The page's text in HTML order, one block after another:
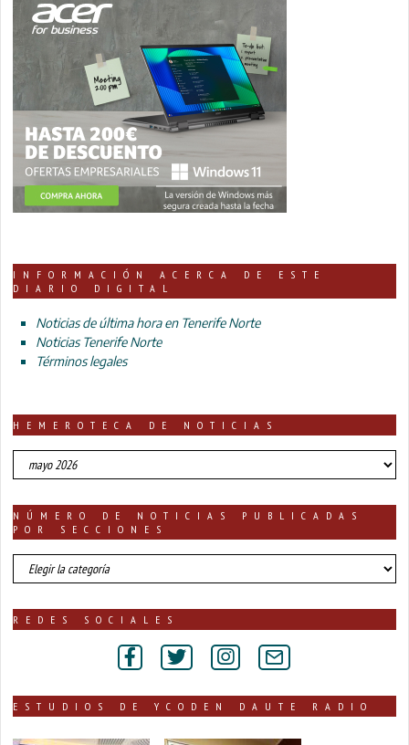
INFORMACIÓN ACERCA DE ESTE
DIARIO DIGITAL
Noticias de última hora en Tenerife Norte
Noticias Tenerife Norte
Términos legales
HEMEROTECA DE NOTICIAS
HEMEROTECA
DE
NÚMERO DE NOTICIAS PUBLICADAS
POR SECCIONES
número
de
publicadas
REDES SOCIALES
ESTUDIOS DE YCODEN DAUTE RADIO